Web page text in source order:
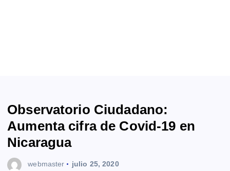
Observatorio Ciudadano:
Aumenta cifra de Covid-19 en
Nicaragua
webmaster julio 25, 2020